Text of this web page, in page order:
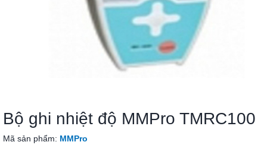
Bộ ghi nhiệt độ MMPro TMRC100
Mã sản phẩm: MMPro